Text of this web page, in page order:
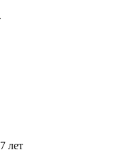
лет